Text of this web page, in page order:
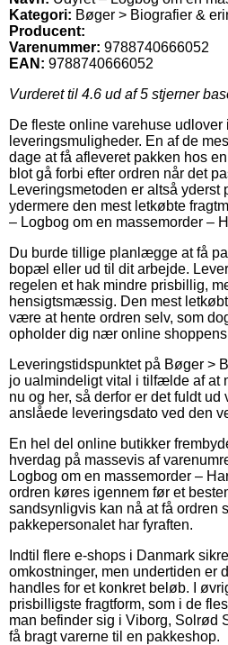
Kategori: Bøger > Biografier &
Producent:
Varenummer: 9788740666052
EAN: 9788740666052
Vurderet til 4.6 ud af 5 stjerner
De fleste online varehuse
leveringsmuligheder. En af de
dage at få afleveret pakken hos
blot gå forbi efter ordren når det
Leveringsmetoden er altså yderst
ydermere den mest letkøbte
– Logbog om en massemorder –
Du burde tillige planlægge at få
bopæl eller ud til dit arbejde.
regelen et hak mindre prisbillig,
hensigtsmæssig. Den mest
være at hente ordren selv, som
opholder dig nær online
Leveringstidspunktet på Bøger >
jo ualmindeligt vital i tilfælde af at
nu og her, så derfor er det fuldt
anslåede leveringsdato ved den
En hel del online butikker
hverdag på massevis af
Logbog om en massemorder –
ordren køres igennem før et
sandsynligvis kan nå at få ordren
pakkepersonalet har fyraften.
Indtil flere e-shops i Danmark
omkostninger, men undertiden er
handles for et konkret beløb. I
prisbilligste fragtform, som i de
man befinder sig i Viborg, Solrød
få bragt varerne til en pakkeshop.